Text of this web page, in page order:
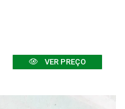
VER PREÇO